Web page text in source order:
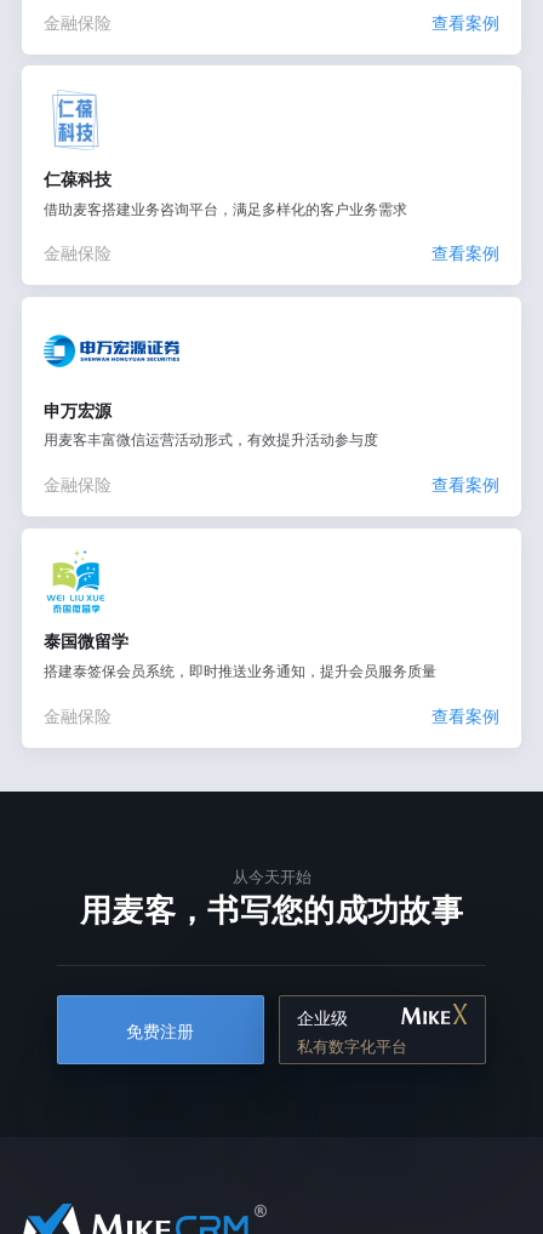
金融保险 查看案例
仁葆科技
借助麦客搭建业务咨询平台，满足多样化的客户业务需求
金融保险 查看案例
申万宏源
用麦客丰富微信运营活动形式，有效提升活动参与度
金融保险 查看案例
泰国微留学
搭建泰签保会员系统，即时推送业务通知，提升会员服务质量
金融保险 查看案例
从今天开始
用麦客，书写您的成功故事
免费注册
企业级
私有数字化平台